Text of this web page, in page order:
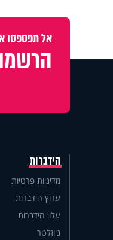
אל תפספסו
הידברות
מדיניות פרטיות
ערוץ הידברות
עלון הידברות
ניוזלטר